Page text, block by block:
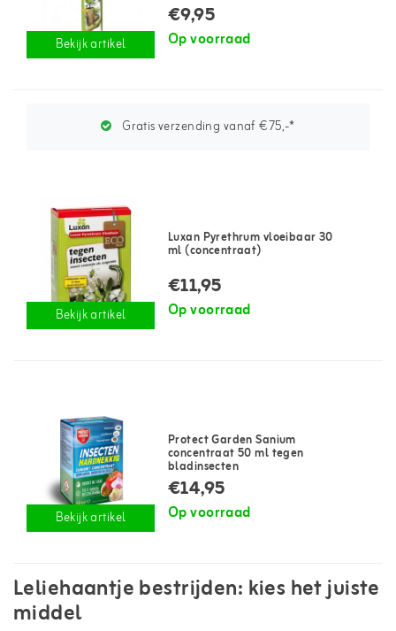
Bekijk artikel
€9,95
Op voorraad
Gratis verzending vanaf €75,-*
Bekijk artikel
Luxan Pyrethrum vloeibaar 30
ml (concentraat)
€11,95
Op voorraad
Bekijk artikel
Protect Garden Sanium
concentraat 50 ml tegen
bladinsecten
€14,95
Op voorraad
Leliehaantje bestrijden: kies het juiste
middel